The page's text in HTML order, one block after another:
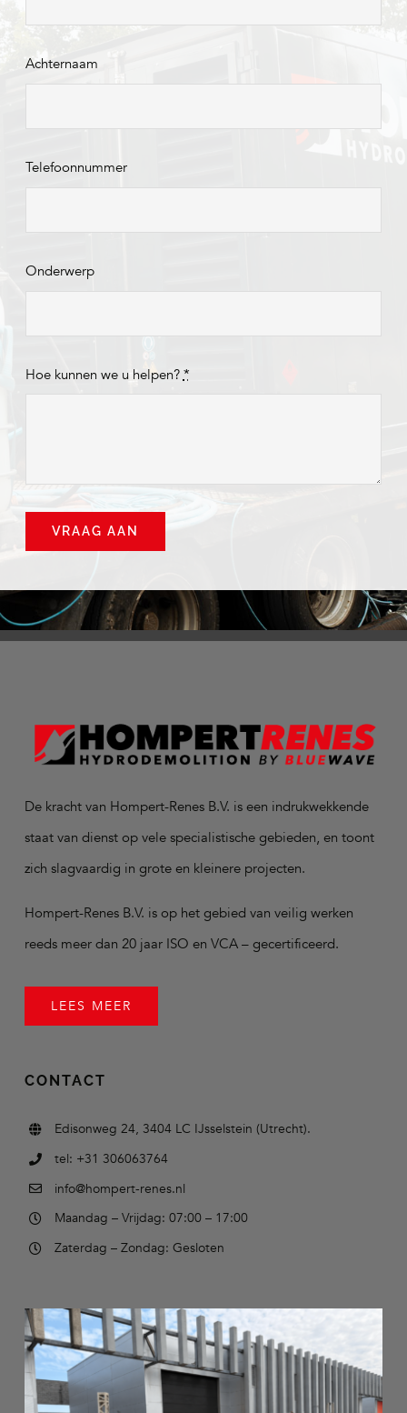
Achternaam
Telefoonnummer
Onderwerp
Hoe kunnen we u helpen? *
VRAAG AAN
De kracht van Hompert-Renes B.V. is een indrukwekkende
staat van dienst op vele specialistische gebieden, en toont
zich slagvaardig in grote en kleinere projecten.
Hompert-Renes B.V. is op het gebied van veilig werken
reeds meer dan 20 jaar ISO en VCA – gecertificeerd.
LEES MEER
CONTACT
Edisonweg 24, 3404 LC IJsselstein (Utrecht).
tel: +31 306063764
info@hompert-renes.nl
Maandag – Vrijdag: 07:00 – 17:00
Zaterdag – Zondag: Gesloten